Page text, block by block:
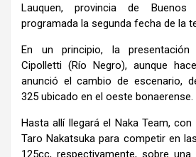
Lauquen, provincia de
programada la segunda fecha de la
En un principio, la
Cipolletti (Río Negro), aunque
anunció el cambio de escenario,
325 ubicado en el oeste bonaerense.
Hasta allí llegará el Naka Team,
Taro Nakatsuka para competir en
125cc, respectivamente, sobre